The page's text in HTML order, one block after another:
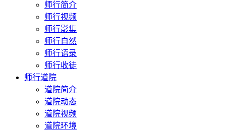
师行简介
师行视频
师行影集
师行自然
师行语录
师行收徒
师行道院
道院简介
道院动态
道院视频
道院环境